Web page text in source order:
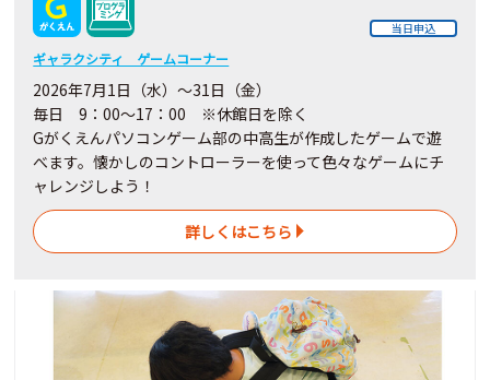
イベントレポート
当日申込
ギャラクシティ ゲームコーナー
2026年7月1日（水）～31日（金）
毎日 9：00～17：00 ※休館日を除く
Gがくえんパソコンゲーム部の中高生が作成したゲームで遊
べます。懐かしのコントローラーを使って色々なゲームにチ
ャレンジしよう！
詳しくはこちら